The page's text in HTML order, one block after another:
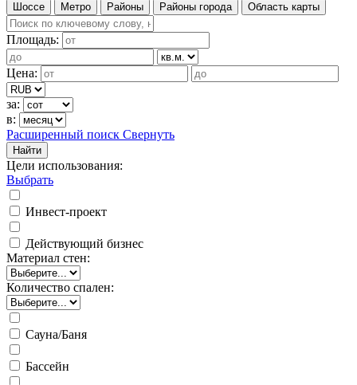
Шоссе Метро Районы Районы города Область карты
Площадь:
Цена:
за:
в:
Расширенный поиск Свернуть
Найти
Цели использования:
Выбрать
Инвест-проект
Действующий бизнес
Материал стен:
Количество спален:
Сауна/Баня
Бассейн